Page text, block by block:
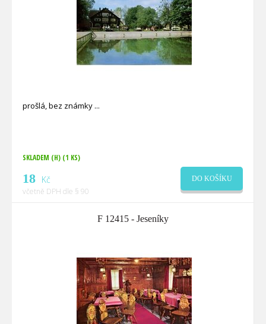
prošlá, bez známky
SKLADEM (H) (1 KS)
18 Kč
včetně DPH dle § 90
DO KOŠÍKU
F 12415 - Jeseníky